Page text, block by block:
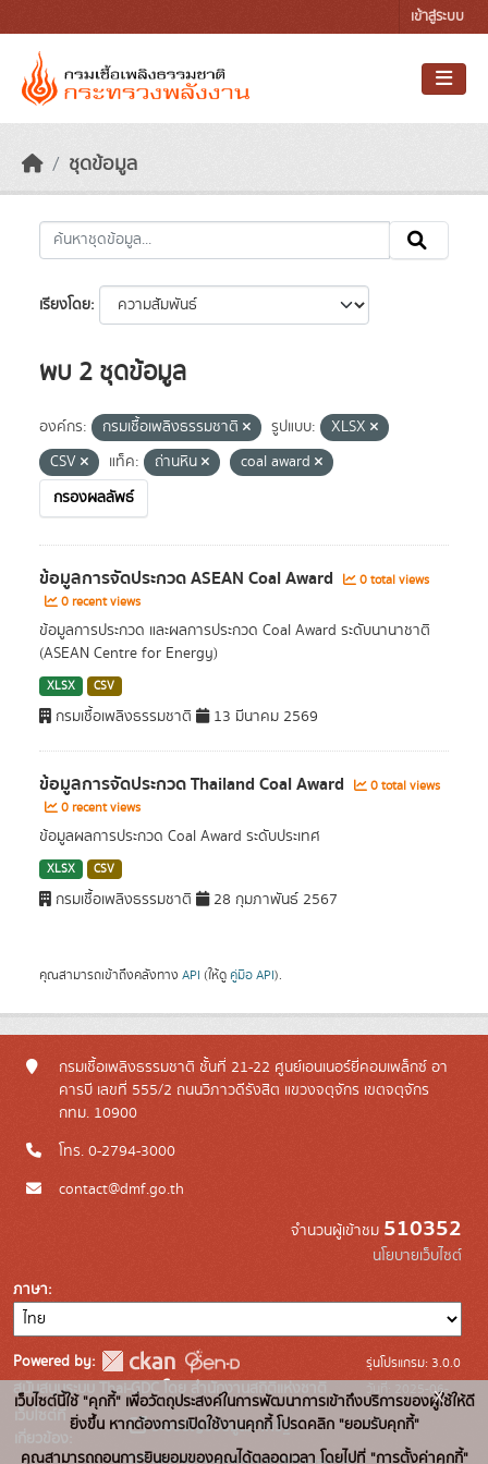
เข้าสู่ระบบ
ชุดข้อมูล
เรียงโดย
พบ 2 ชุดข้อมูล
องค์กร: กรมเชื้อเพลิงธรรมชาติ รูปแบบ:
XLSX
CSV
แท็ค: ถ่านหิน
coal award
กรองผลลัพธ์
ข้อมูลการจัดประกวด ASEAN Coal Award
0 total views
0 recent views
ข้อมูลการประกวด และผลการประกวด Coal Award ระดับนานาชาติ
(ASEAN Centre for Energy)
XLSX CSV
กรมเชื้อเพลิงธรรมชาติ 13 มีนาคม 2569
ข้อมูลการจัดประกวด Thailand Coal Award
0 total views
0 recent views
ข้อมูลผลการประกวด Coal Award ระดับประเทศ
XLSX CSV
กรมเชื้อเพลิงธรรมชาติ 28 กุมภาพันธ์ 2567
คุณสามารถเข้าถึงคลังทาง API (ให้ดู คู่มือ API).
กรมเชื้อเพลิงธรรมชาติ ชั้นที่ 21-22 ศูนย์เอนเนอร์ยี่คอมเพล็กซ์ อา
คารบี เลขที่ 555/2 ถนนวิภาวดีรังสิต แขวงจตุจักร เขตจตุจักร
กทม. 10900
โทร. 0-2794-3000
contact@dmf.go.th
จำนวนผู้เข้าชม 510352
นโยบายเว็บไซต์
ภาษา
Powered by:
สนับสนุนระบบ Thai-GDC โดย สำนักงานสถิติแห่งชาติ
ระบบบัญชีข้อมูลภาครัฐ
รุ่นโปรแกรม: 3.0.0
วันที่: 2025-06-
10
เว็บไซต์นี้ใช้ "คุกกี้" เพื่อวัตถุประสงค์ในการพัฒนาการเข้าถึงบริการของผู้ใช้ให้ดี
ยิ่งขึ้น หากต้องการเปิดใช้งานคุกกี้ โปรดคลิก "ยอมรับคุกกี้"
คุณสามารถถอนการยินยอมของคุณได้ตลอดเวลา โดยไปที่ "การตั้งค่าคุกกี้"
x